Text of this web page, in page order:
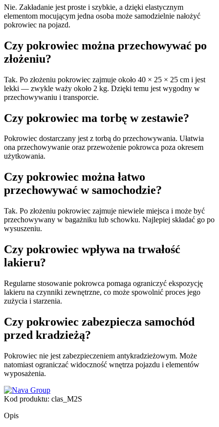
Nie. Zakładanie jest proste i szybkie, a dzięki elastycznym
elementom mocującym jedna osoba może samodzielnie nałożyć
pokrowiec na pojazd.
Czy pokrowiec można przechowywać po
złożeniu?
Tak. Po złożeniu pokrowiec zajmuje około 40 × 25 × 25 cm i jest
lekki — zwykle waży około 2 kg. Dzięki temu jest wygodny w
przechowywaniu i transporcie.
Czy pokrowiec ma torbę w zestawie?
Pokrowiec dostarczany jest z torbą do przechowywania. Ułatwia
ona przechowywanie oraz przewożenie pokrowca poza okresem
użytkowania.
Czy pokrowiec można łatwo
przechowywać w samochodzie?
Tak. Po złożeniu pokrowiec zajmuje niewiele miejsca i może być
przechowywany w bagażniku lub schowku. Najlepiej składać go po
wysuszeniu.
Czy pokrowiec wpływa na trwałość
lakieru?
Regularne stosowanie pokrowca pomaga ograniczyć ekspozycję
lakieru na czynniki zewnętrzne, co może spowolnić proces jego
zużycia i starzenia.
Czy pokrowiec zabezpiecza samochód
przed kradzieżą?
Pokrowiec nie jest zabezpieczeniem antykradzieżowym. Może
natomiast ograniczać widoczność wnętrza pojazdu i elementów
wyposażenia.
Kod produktu: clas_M2S
Opis